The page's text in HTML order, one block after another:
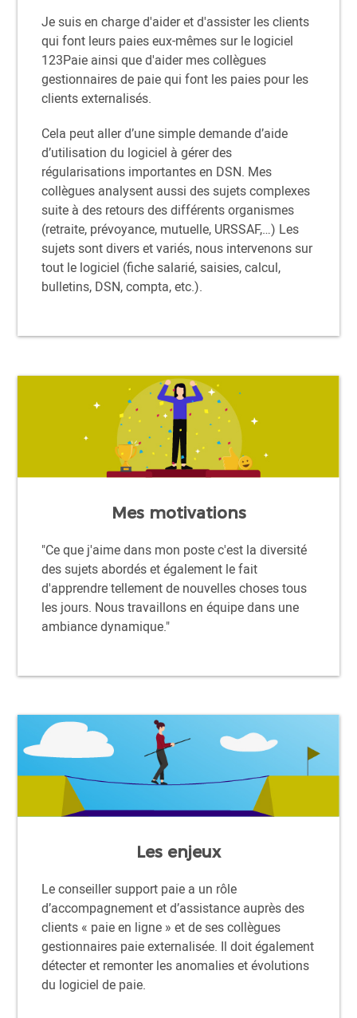
Je suis en charge d'aider et d'assister les clients
qui font leurs paies eux-mêmes sur le logiciel
123Paie ainsi que d'aider mes collègues
gestionnaires de paie qui font les paies pour les
clients externalisés.
Cela peut aller d’une simple demande d’aide
d’utilisation du logiciel à gérer des
régularisations importantes en DSN. Mes
collègues analysent aussi des sujets complexes
suite à des retours des différents organismes
(retraite, prévoyance, mutuelle, URSSAF,…) Les
sujets sont divers et variés, nous intervenons sur
tout le logiciel (fiche salarié, saisies, calcul,
bulletins, DSN, compta, etc.).
Mes motivations
"Ce que j'aime dans mon poste c'est la diversité
des sujets abordés et également le fait
d'apprendre tellement de nouvelles choses tous
les jours. Nous travaillons en équipe dans une
ambiance dynamique."
Les enjeux
Le conseiller support paie a un rôle
d’accompagnement et d’assistance auprès des
clients « paie en ligne » et de ses collègues
gestionnaires paie externalisée. Il doit également
détecter et remonter les anomalies et évolutions
du logiciel de paie.